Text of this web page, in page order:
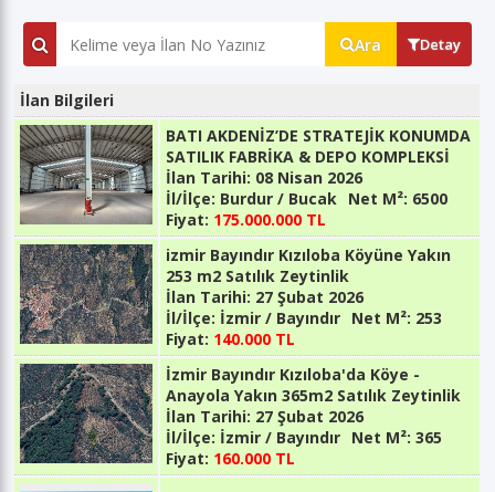
Ara Detay
İlan Bilgileri
BATI AKDENİZ’DE STRATEJİK KONUMDA
SATILIK FABRİKA & DEPO KOMPLEKSİ
İlan Tarihi: 08 Nisan 2026
İl/İlçe: Burdur / Bucak Net M²: 6500
Fiyat: 175.000.000 TL
izmir Bayındır Kızıloba Köyüne Yakın
253 m2 Satılık Zeytinlik
İlan Tarihi: 27 Şubat 2026
İl/İlçe: İzmir / Bayındır Net M²: 253
Fiyat: 140.000 TL
İzmir Bayındır Kızıloba'da Köye -
Anayola Yakın 365m2 Satılık Zeytinlik
İlan Tarihi: 27 Şubat 2026
İl/İlçe: İzmir / Bayındır Net M²: 365
Fiyat: 160.000 TL